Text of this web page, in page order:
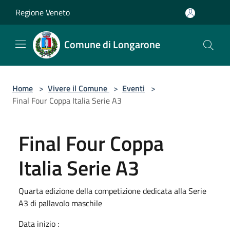
Regione Veneto
Comune di Longarone
Home > Vivere il Comune > Eventi >
Final Four Coppa Italia Serie A3
Final Four Coppa
Italia Serie A3
Quarta edizione della competizione dedicata alla Serie
A3 di pallavolo maschile
Data inizio :